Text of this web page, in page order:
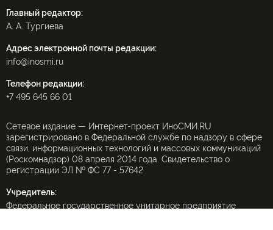
Главный редактор:
А. А. Тургиева
Адрес электронной почты редакции:
info@inosmi.ru
Телефон редакции:
+7 495 645 66 01
Сетевое издание — Интернет-проект ИноСМИ.RU
зарегистрировано в Федеральной службе по надзору в сфере
связи, информационных технологий и массовых коммуникаций
(Роскомнадзор) 08 апреля 2014 года. Свидетельство о
регистрации ЭЛ № ФС 77 - 57642
Учредитель:
Федеральное государственное унитарное предприятие